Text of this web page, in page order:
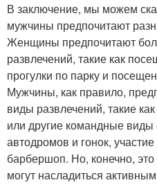
В заключение, мы можем
мужчины предпочитают
Женщины предпочитают
развлечений, такие как
прогулки по парку и
Мужчины, как правило,
виды развлечений, такие
или другие командные
автодромов и гонок,
барбершоп. Но, конечно,
могут насладиться